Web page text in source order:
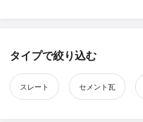
タイプで絞り込む
スレート セメント瓦